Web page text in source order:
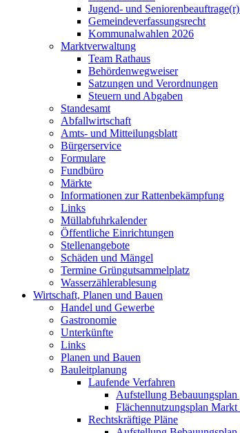
Jugend- und
Gemeindeverfassungsrecht
Kommunalwahlen 2026
Marktverwaltung
Team Rathaus
Behördenwegweiser
Satzungen und Verordnungen
Steuern und Abgaben
Standesamt
Abfallwirtschaft
Amts- und Mitteilungsblatt
Bürgerservice
Formulare
Fundbüro
Märkte
Informationen zur Rattenbekämpfung
Links
Müllabfuhrkalender
Öffentliche Einrichtungen
Stellenangebote
Schäden und Mängel
Termine Grüngutsammelplatz
Wasserzählerablesung
Wirtschaft, Planen und Bauen
Handel und Gewerbe
Gastronomie
Unterkünfte
Links
Planen und Bauen
Bauleitplanung
Laufende Verfahren
Aufstellung
Flächennutzungsplan
Rechtskräftige Pläne